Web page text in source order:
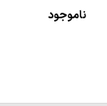
ناموجود